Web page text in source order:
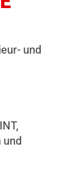
und